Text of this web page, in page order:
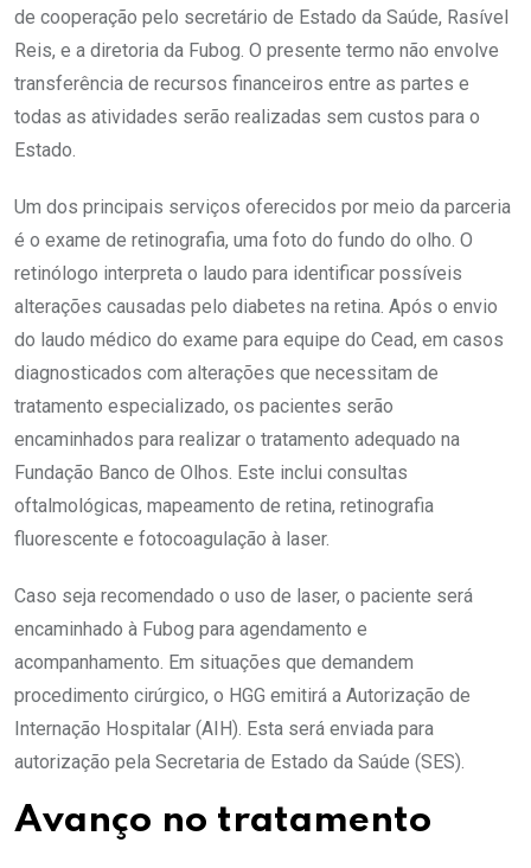
de cooperação pelo secretário de Estado da Saúde, Rasível
Reis, e a diretoria da Fubog. O presente termo não envolve
transferência de recursos financeiros entre as partes e
todas as atividades serão realizadas sem custos para o
Estado.
Um dos principais serviços oferecidos por meio da parceria
é o exame de retinografia, uma foto do fundo do olho. O
retinólogo interpreta o laudo para identificar possíveis
alterações causadas pelo diabetes na retina. Após o envio
do laudo médico do exame para equipe do Cead, em casos
diagnosticados com alterações que necessitam de
tratamento especializado, os pacientes serão
encaminhados para realizar o tratamento adequado na
Fundação Banco de Olhos. Este inclui consultas
oftalmológicas, mapeamento de retina, retinografia
fluorescente e fotocoagulação à laser.
Caso seja recomendado o uso de laser, o paciente será
encaminhado à Fubog para agendamento e
acompanhamento. Em situações que demandem
procedimento cirúrgico, o HGG emitirá a Autorização de
Internação Hospitalar (AIH). Esta será enviada para
autorização pela Secretaria de Estado da Saúde (SES).
Avanço no tratamento